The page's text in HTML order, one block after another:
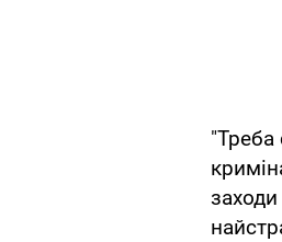
"Треба
заходи